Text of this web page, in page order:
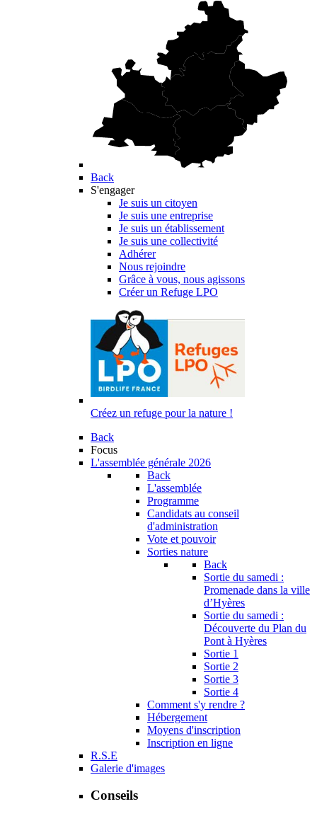
Back
S'engager
Je suis un citoyen
Je suis une entreprise
Je suis un établissement
Je suis une collectivité
Adhérer
Nous rejoindre
Grâce à vous, nous agissons
Créer un Refuge LPO
Créez un refuge pour la nature !
Back
Focus
L'assemblée générale 2026
Back
L'assemblée
Programme
Candidats au conseil
d'administration
Vote et pouvoir
Sorties nature
Back
Sortie du samedi :
Promenade dans la ville
d’Hyères
Sortie du samedi :
Découverte du Plan du
Pont à Hyères
Sortie 1
Sortie 2
Sortie 3
Sortie 4
Comment s'y rendre ?
Hébergement
Moyens d'inscription
Inscription en ligne
R.S.E
Galerie d'images
Conseils